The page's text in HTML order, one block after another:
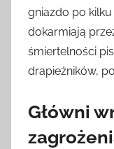
gniazdo po
dokarmiają
śmiertelności
drapieżników,
Główni